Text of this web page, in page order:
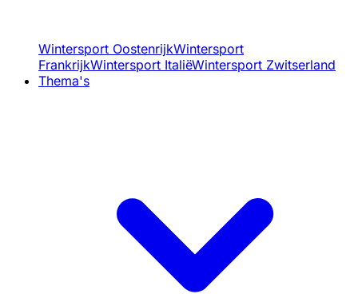
Wintersport OostenrijkWintersport
FrankrijkWintersport ItaliëWintersport Zwitserland
Thema's